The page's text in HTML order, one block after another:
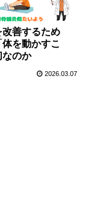
善するため
を動かすこ
なのか
2026.03.07